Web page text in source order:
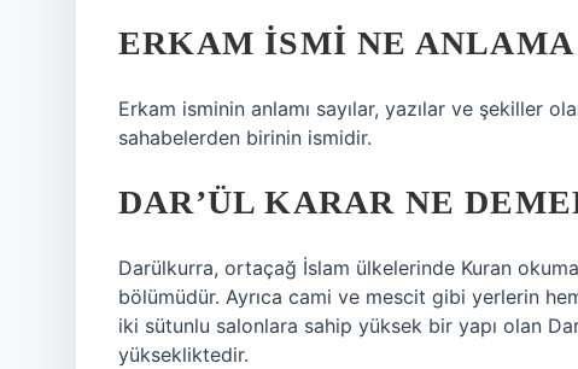
ERKAM ISMI NE
Erkam isminin anlamı sayılar, yazılar ve şekiller
sahabelerden birinin ismidir.
DAR’ÜL KARAR NE
Darülkurra, ortaçağ İslam ülkelerinde Kuran
bölümüdür. Ayrıca cami ve mescit gibi yerlerin
iki sütunlu salonlara sahip yüksek bir yapı olan
yüksekliktedir.